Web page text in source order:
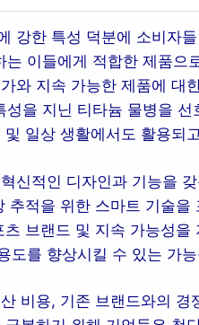
강한 특성 덕분에 소비자
이들에게 적합한 제품으
와 지속 가능한 제품에 대
을 지닌 티타늄 물병을
일상 생활에서도 활용되
신적인 디자인과 기능을
추적을 위한 스마트 기술을
브랜드 및 지속 가능성을
도를 향상시킬 수 있는 가
비용, 기존 브랜드와의 경